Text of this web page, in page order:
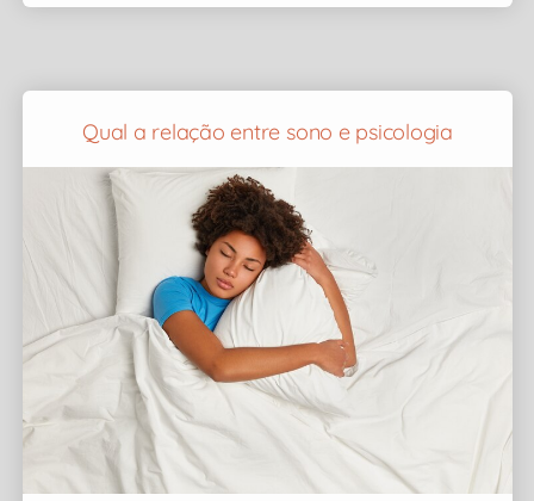
Qual a relação entre sono e psicologia